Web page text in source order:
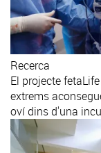
Recerca
El projecte
extrems
oví dins d'una